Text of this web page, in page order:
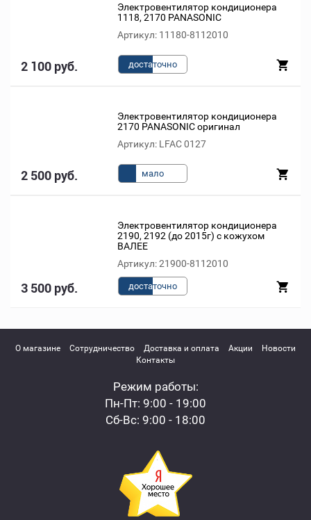
Электровентилятор кондиционера
1118, 2170 PANASONIC
Артикул: 11180-8112010
2 100 руб. достаточно
Электровентилятор кондиционера
2170 PANASONIC оригинал
Артикул: LFAC 0127
2 500 руб. мало
Электровентилятор кондиционера
2190, 2192 (до 2015г) с кожухом
ВАЛЕЕ
Артикул: 21900-8112010
3 500 руб. достаточно
О магазине Сотрудничество Доставка и оплата Акции
Новости
Контакты
Режим работы:
Пн-Пт: 9:00 - 19:00
Сб-Вс: 9:00 - 18:00